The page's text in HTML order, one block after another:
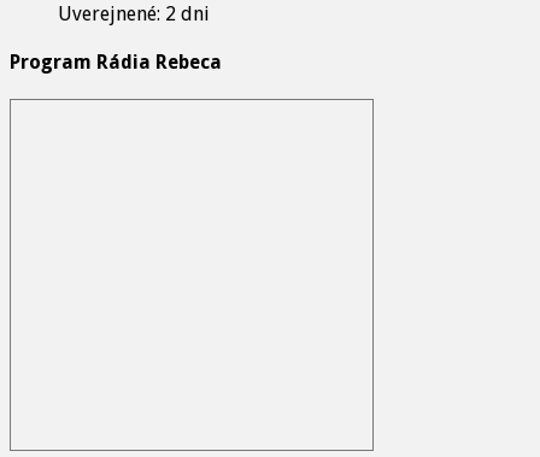
Uverejnené: 2 dni
Program Rádia Rebeca